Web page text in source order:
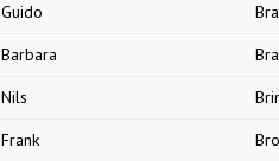
Guido
Barbara
Nils
Frank